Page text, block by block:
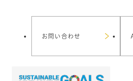
お問い合わせ